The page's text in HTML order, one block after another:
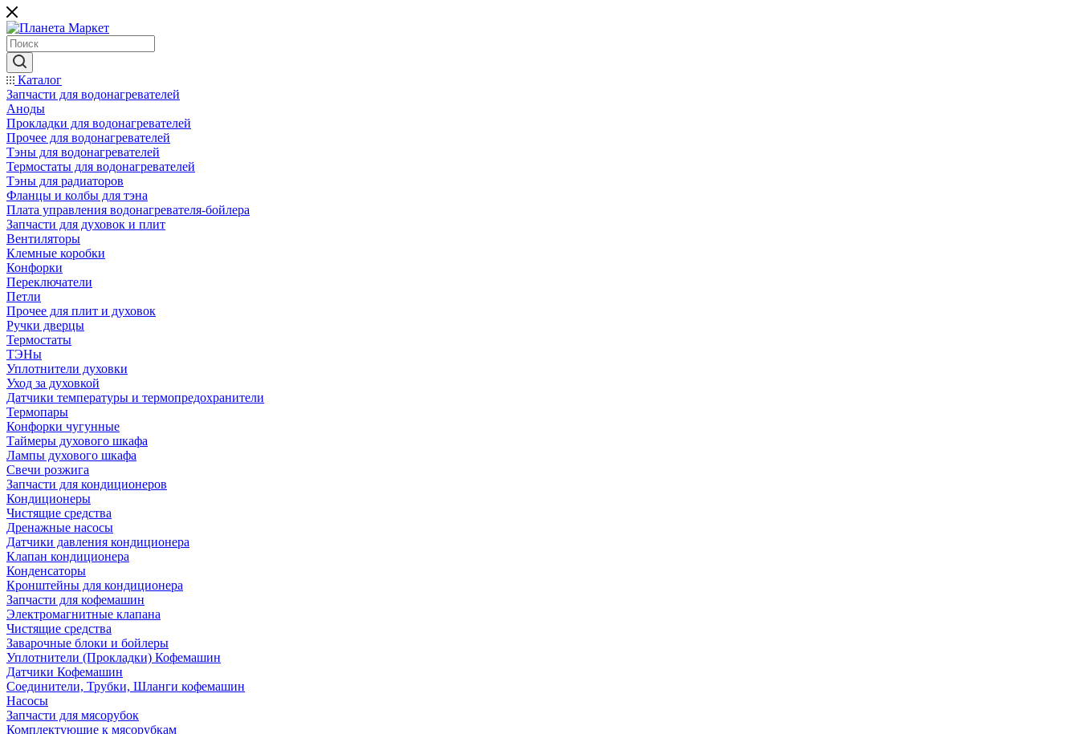
Каталог
Запчасти для водонагревателей
Аноды
Прокладки для водонагревателей
Прочее для водонагревателей
Тэны для водонагревателей
Термостаты для водонагревателей
Тэны для радиаторов
Фланцы и колбы для тэна
Плата управления водонагревателя-бойлера
Запчасти для духовок и плит
Вентиляторы
Клемные коробки
Конфорки
Переключатели
Петли
Прочее для плит и духовок
Ручки дверцы
Термостаты
ТЭНы
Уплотнители духовки
Уход за духовкой
Датчики температуры и термопредохранители
Термопары
Конфорки чугунные
Таймеры духового шкафа
Лампы духового шкафа
Свечи розжига
Запчасти для кондиционеров
Кондиционеры
Чистящие средства
Дренажные насосы
Датчики давления кондиционера
Клапан кондиционера
Конденсаторы
Кронштейны для кондиционера
Запчасти для кофемашин
Электромагнитные клапана
Чистящие средства
Заварочные блоки и бойлеры
Уплотнители (Прокладки) Кофемашин
Датчики Кофемашин
Соединители, Трубки, Шланги кофемашин
Насосы
Запчасти для мясорубок
Комплектующие к мясорубкам